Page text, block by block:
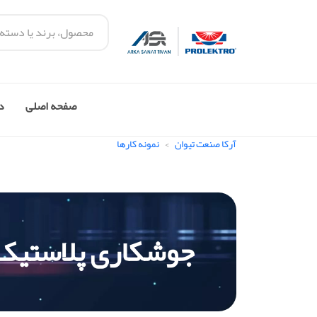
صفحه اصلی
آرکا صنعت تیوان نمونه کارها
جوشکاری